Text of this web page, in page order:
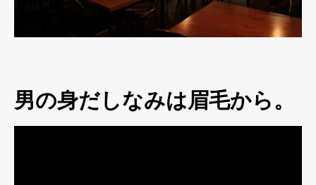
男の身だしなみは眉毛から。